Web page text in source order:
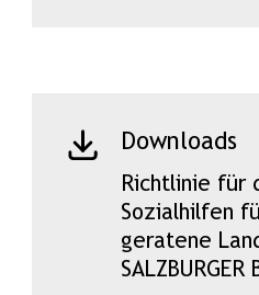
Downloads
Richtlinie für
Sozialhilfen
geratene
SALZBURGER